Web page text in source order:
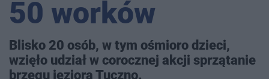
50 worków
Blisko 20 osób, w tym ośmioro dzieci,
wzięło udział w corocznej akcji sprzątanie
brzegu jeziora Tuczno.